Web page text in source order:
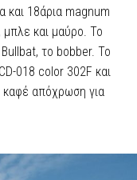
και 18άρια magnum
και μαύρο. Το
το bobber. To
018 color 302F και
καφέ απόχρωση για